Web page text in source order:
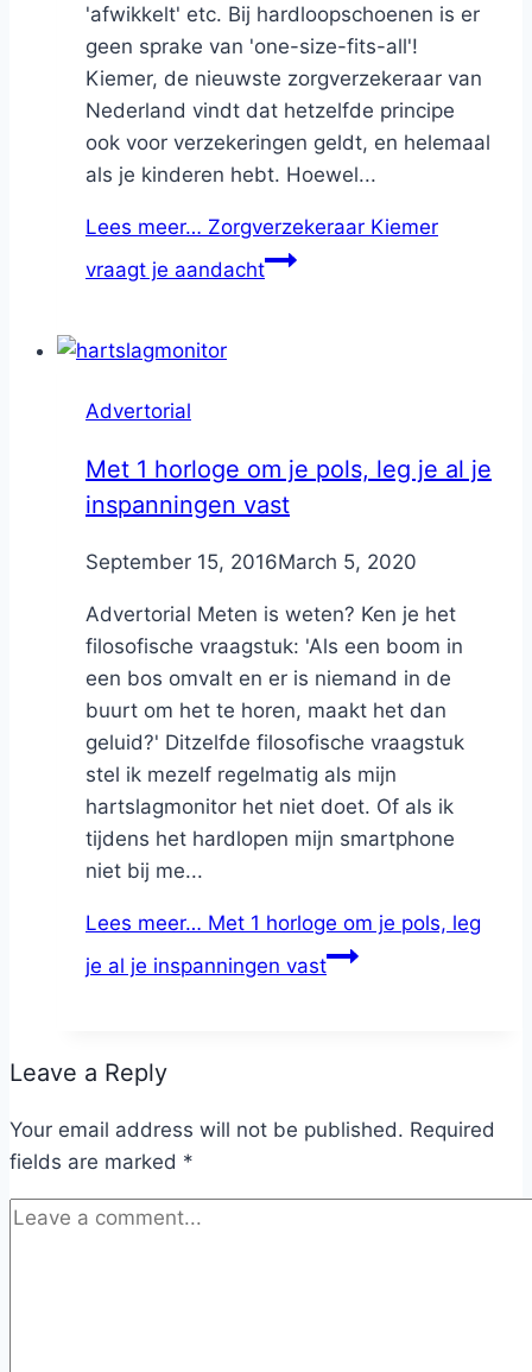
'afwikkelt' etc. Bij hardloopschoenen is er
geen sprake van 'one-size-fits-all'!
Kiemer, de nieuwste zorgverzekeraar van
Nederland vindt dat hetzelfde principe
ook voor verzekeringen geldt, en helemaal
als je kinderen hebt. Hoewel...
Lees meer… Zorgverzekeraar Kiemer
vraagt je aandacht
Advertorial
Met 1 horloge om je pols, leg je al je
inspanningen vast
ByNicole
September 15, 2016March 5, 2020
Advertorial Meten is weten? Ken je het
filosofische vraagstuk: 'Als een boom in
een bos omvalt en er is niemand in de
buurt om het te horen, maakt het dan
geluid?' Ditzelfde filosofische vraagstuk
stel ik mezelf regelmatig als mijn
hartslagmonitor het niet doet. Of als ik
tijdens het hardlopen mijn smartphone
niet bij me...
Lees meer… Met 1 horloge om je pols, leg
je al je inspanningen vast
Leave a Reply
Your email address will not be published. Required
fields are marked *